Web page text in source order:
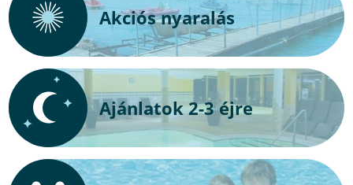
Akciós nyaralás
Ajánlatok 2-3 éjre